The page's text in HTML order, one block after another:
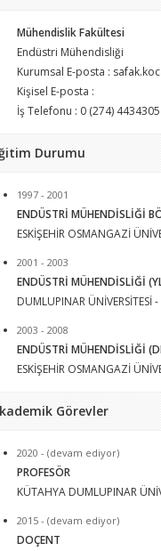
Mühendislik Fakültesi
Endüstri Mühendisliği
Kurumsal E-posta :
Kişisel E-posta :
İş Telefonu : 0 (274) 4434305
Durumu
1997 - 2001
ENDÜSTRİ MÜHENDİSLİĞİ
ESKİŞEHİR OSMANGAZİ
2001 - 2003
ENDÜSTRİ MÜHENDİSLİĞİ
DUMLUPINAR
2003 - 2008
ENDÜSTRİ MÜHENDİSLİĞİ
ESKİŞEHİR OSMANGAZİ
Görevler
2020 - (devam ediyor)
PROFESÖR
KÜTAHYA DUMLUPINAR
2015 - (devam ediyor)
DOÇENT